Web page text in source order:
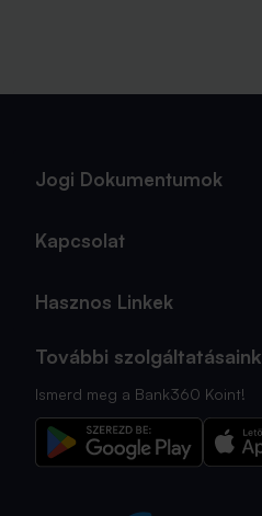
Jogi Dokumentumok
Kapcsolat
Hasznos Linkek
További szolgáltatásaink
Ismerd meg a Bank360 Koint!